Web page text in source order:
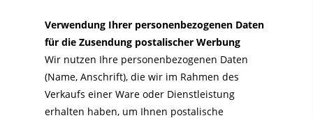
Verwendung Ihrer personenbezogenen Daten
für die Zusendung postalischer Werbung
Wir nutzen Ihre personenbezogenen Daten
(Name, Anschrift), die wir im Rahmen des
Verkaufs einer Ware oder Dienstleistung
erhalten haben, um Ihnen postalische